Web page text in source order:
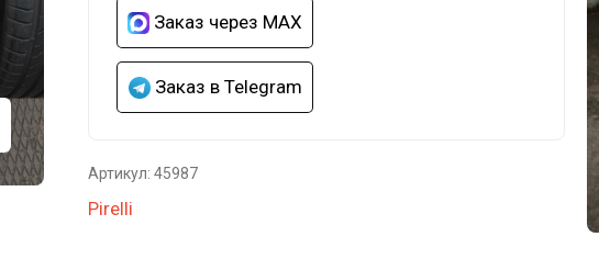
Заказ через MAX
Заказ в Telegram
Артикул: 45987
Pirelli